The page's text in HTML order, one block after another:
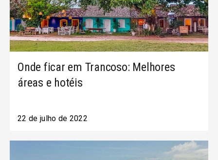
Onde ficar em Trancoso: Melhores
áreas e hotéis
22 de julho de 2022